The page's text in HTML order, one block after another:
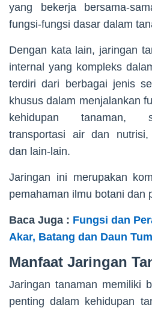
yang bekerja bersama-
fungsi-fungsi dasar dalam
Dengan kata lain, jaringan
internal yang kompleks
terdiri dari berbagai jenis
khusus dalam menjalankan
kehidupan tanaman,
transportasi air dan nutrisi,
dan lain-lain.
Jaringan ini merupakan
pemahaman ilmu botani dan
Baca Juga : Fungsi dan
Akar, Batang dan Daun
Manfaat Jaringan
Jaringan tanaman memiliki
penting dalam kehidupan